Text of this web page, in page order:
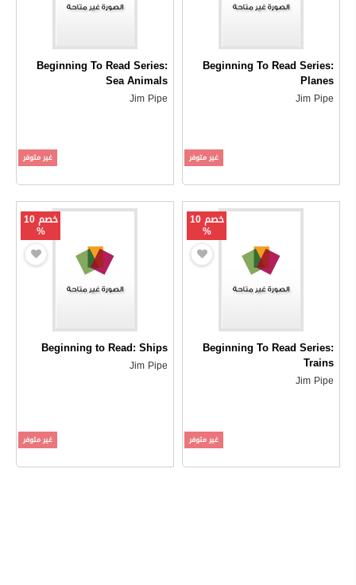
Beginning To Read Series:
Planes
Jim Pipe
غير متوفر
Beginning To Read Series:
Sea Animals
Jim Pipe
غير متوفر
خصم 10
%
Beginning To Read Series:
Trains
Jim Pipe
غير متوفر
خصم 10
%
Beginning to Read: Ships
Jim Pipe
غير متوفر